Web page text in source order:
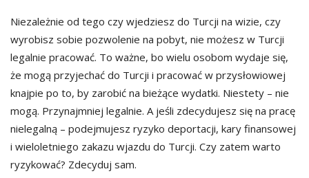
Niezależnie od tego czy wjedziesz do Turcji na wizie, czy
wyrobisz sobie pozwolenie na pobyt, nie możesz w Turcji
legalnie pracować. To ważne, bo wielu osobom wydaje się,
że mogą przyjechać do Turcji i pracować w przysłowiowej
knajpie po to, by zarobić na bieżące wydatki. Niestety – nie
mogą. Przynajmniej legalnie. A jeśli zdecydujesz się na pracę
nielegalną – podejmujesz ryzyko deportacji, kary finansowej
i wieloletniego zakazu wjazdu do Turcji. Czy zatem warto
ryzykować? Zdecyduj sam.